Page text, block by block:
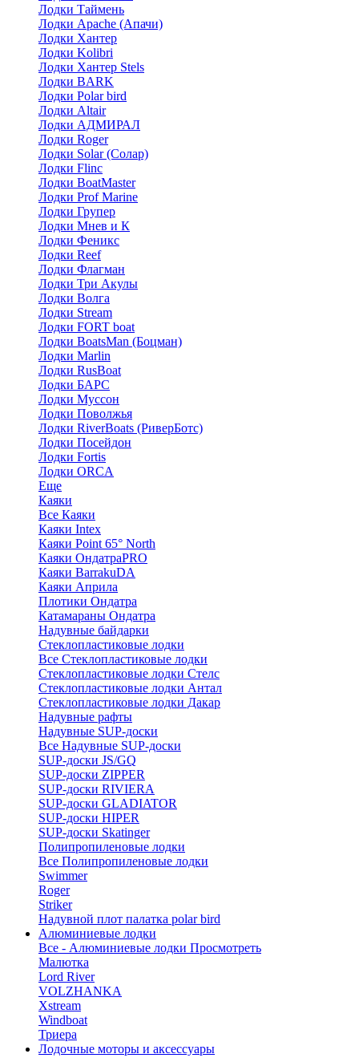
Лодки Таймень
Лодки Apache (Апачи)
Лодки Хантер
Лодки Kolibri
Лодки Хантер Stels
Лодки BARK
Лодки Polar bird
Лодки Altair
Лодки АДМИРАЛ
Лодки Roger
Лодки Solar (Солар)
Лодки Flinc
Лодки BoatMaster
Лодки Prof Marine
Лодки Групер
Лодки Мнев и К
Лодки Феникс
Лодки Reef
Лодки Флагман
Лодки Три Акулы
Лодки Волга
Лодки Stream
Лодки FORT boat
Лодки BoatsMan (Боцман)
Лодки Marlin
Лодки RusBoat
Лодки БАРС
Лодки Муссон
Лодки Поволжья
Лодки RiverBoats (РиверБотс)
Лодки Посейдон
Лодки Fortis
Лодки ORCA
Еще
Каяки
Все Каяки
Каяки Intex
Каяки Point 65° North
Каяки ОндатраPRO
Каяки BarrakuDA
Каяки Априла
Плотики Ондатра
Катамараны Ондатра
Надувные байдарки
Стеклопластиковые лодки
Все Стеклопластиковые лодки
Стеклопластиковые лодки Стелс
Стеклопластиковые лодки Антал
Стеклопластиковые лодки Дакар
Надувные рафты
Надувные SUP-доски
Все Надувные SUP-доски
SUP-доски JS/GQ
SUP-доски ZIPPER
SUP-доски RIVIERA
SUP-доски GLADIATOR
SUP-доски HIPER
SUP-доски Skatinger
Полипропиленовые лодки
Все Полипропиленовые лодки
Swimmer
Roger
Striker
Надувной плот палатка polar bird
Алюминиевые лодки
Все - Алюминиевые лодки Просмотреть
Малютка
Lord River
VOLZHANKA
Xstream
Windboat
Триера
Лодочные моторы и аксессуары